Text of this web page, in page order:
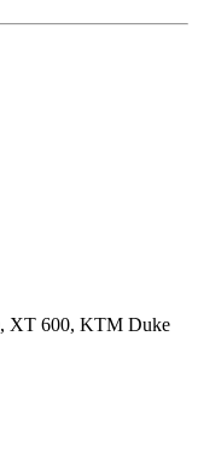
XT 600, KTM Duke